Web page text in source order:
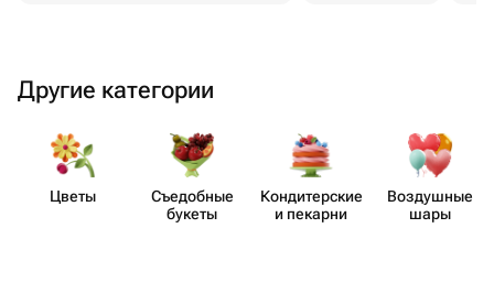
Другие категории
Цветы
Съедобные
букеты
Кондит​ерские
и пекарни
Воздушные
шары